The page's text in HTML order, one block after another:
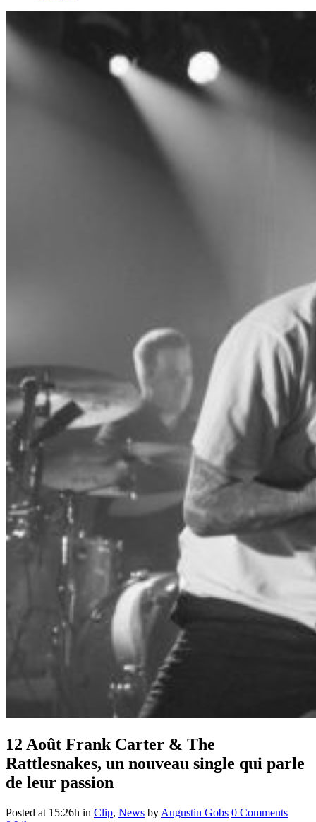
12 Août Frank Carter & The
Rattlesnakes, un nouveau single qui parle
de leur passion
Posted at 15:26h in Clip, News by Augustin Gobs 0 Comments